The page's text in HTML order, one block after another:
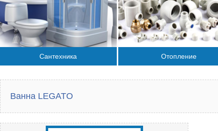
Сантехника Отопление
Ванна LEGATO